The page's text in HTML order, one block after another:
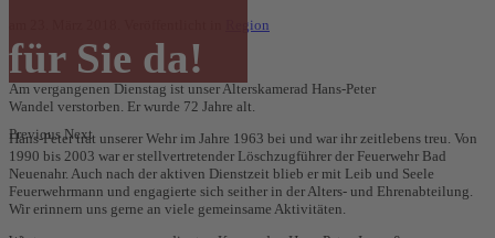
für Sie da!
Previous Next
Region
Am vergangenen Dienstag ist unser Alterskamerad Hans-Peter
Wandel verstorben. Er wurde 72 Jahre alt.
Hans-Peter trat unserer Wehr im Jahre 1963 bei und war ihr zeitlebens treu. Von
1990 bis 2003 war er stellvertretender Löschzugführer der Feuerwehr Bad
Neuenahr. Auch nach der aktiven Dienstzeit blieb er mit Leib und Seele
Feuerwehrmann und engagierte sich seither in der Alters- und Ehrenabteilung.
Wir erinnern uns gerne an viele gemeinsame Aktivitäten.